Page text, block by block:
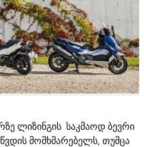
ლიზინგის საკმაოდ ბევრი
მომხმარებელს, თუმცა